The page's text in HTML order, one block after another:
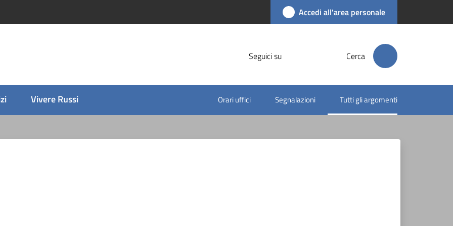
Accedi all'area personale
Seguici su Cerca
Vivere Russi Orari uffici Segnalazioni Tutti gli argomenti
Menu selezionato